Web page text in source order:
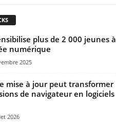
plus de 2 000 jeunes à
numérique
2025
mise à jour peut transformer
de navigateur en logiciels
2026